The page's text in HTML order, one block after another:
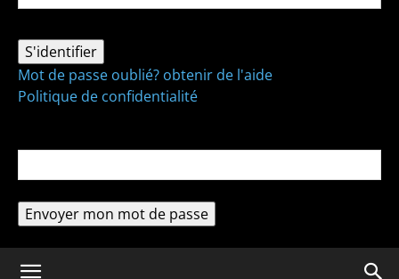
Mot de passe oublié? obtenir de l'aide
Politique de confidentialité